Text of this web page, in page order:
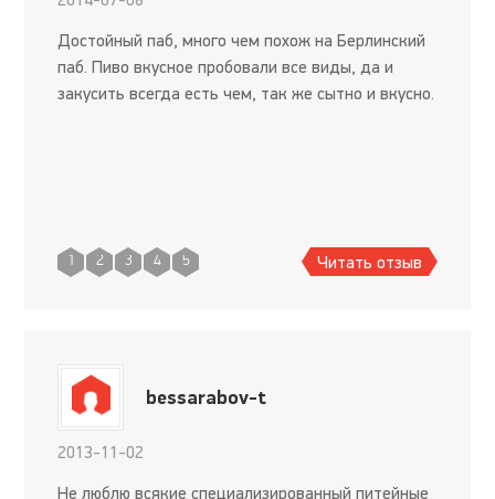
Достойный паб, много чем похож на Берлинский
паб. Пиво вкусное пробовали все виды, да и
закусить всегда есть чем, так же сытно и вкусно.
1 2 3 4 5 Читать отзыв
bessarabov-t
2013-11-02
Не люблю всякие специализированный питейные